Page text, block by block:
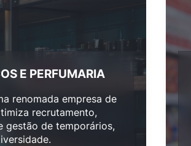
E PERFUMARIA
renomada empresa de
recrutamento,
gestão de temporários,